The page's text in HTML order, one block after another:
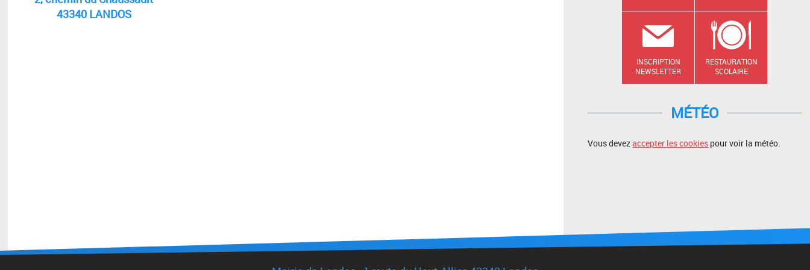
43340 LANDOS
INSCRIPTION
NEWSLETTER
RESTAURATION
SCOLAIRE
MÉTÉO
Vous devezaccepter les cookies pour voir la météo.